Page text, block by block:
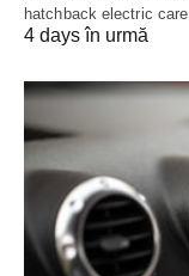
hatchback electric
4 days în urmă